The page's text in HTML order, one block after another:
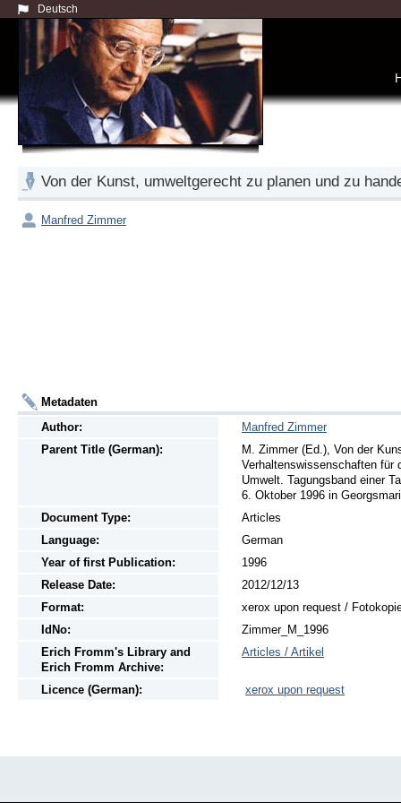
Deutsch
Von der Kunst, umweltgerecht zu planen und zu
Manfred Zimmer
Metadaten
Author:
Manfred Zimmer
Parent Title (German):
M. Zimmer (Ed.), Von der
Verhaltenswissenschaften für
Umwelt. Tagungsband einer
6. Oktober 1996 in
Document Type:
Articles
Language:
German
Year of first Publication:
1996
Release Date:
2012/12/13
Format:
xerox upon request /
IdNo:
Zimmer_M_1996
Erich Fromm's Library and
Erich Fromm Archive:
Articles / Artikel
Licence (German): xerox upon request